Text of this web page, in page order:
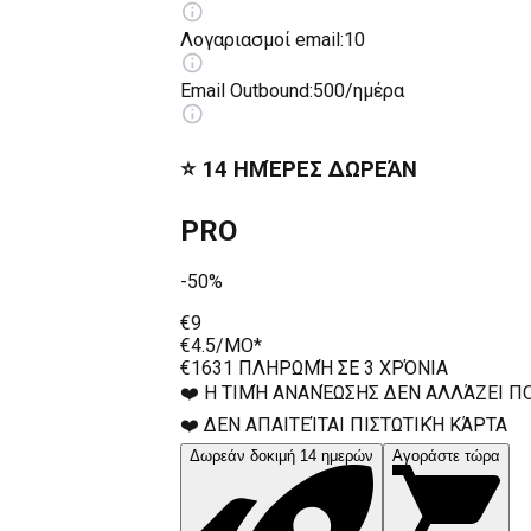
Λογαριασμοί email:10
Email Outbound:500/ημέρα
⭐️ 14 ΗΜΈΡΕΣ ΔΩΡΕΆΝ
PRO
-50%
€9
€4.5/MO*
€1631 ΠΛΗΡΩΜΉ ΣΕ 3 ΧΡΌΝΙΑ
❤️ Η ΤΙΜΉ ΑΝΑΝΈΩΣΗΣ ΔΕΝ ΑΛΛΆΖΕΙ
❤️ ΔΕΝ ΑΠΑΙΤΕΊΤΑΙ ΠΙΣΤΩΤΙΚΉ ΚΆΡΤΑ
Δωρεάν δοκιμή 14 ημερών Αγοράστε τώρα